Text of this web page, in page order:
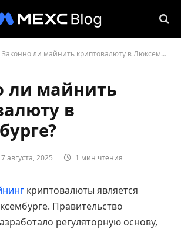
Законно ли майнить криптовалюту в Люксембурге?
ли майнить
в
7 августа, 2025 1 мин чтения
криптовалюты является
Правительство
регуляторную основу,